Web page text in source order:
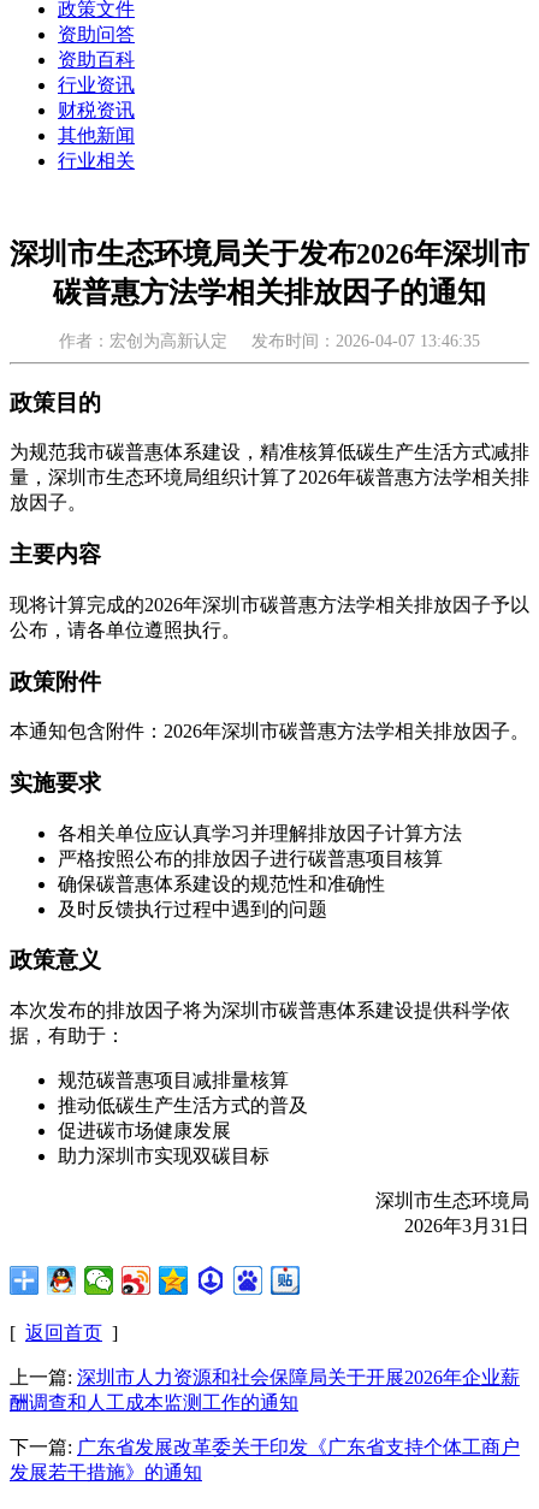
政策文件
资助问答
资助百科
行业资讯
财税资讯
其他新闻
行业相关
深圳市生态环境局关于发布2026年深圳市
碳普惠方法学相关排放因子的通知
作者：宏创为高新认定 发布时间：2026-04-07 13:46:35
政策目的
为规范我市碳普惠体系建设，精准核算低碳生产生活方式减排
量，深圳市生态环境局组织计算了2026年碳普惠方法学相关排
放因子。
主要内容
现将计算完成的2026年深圳市碳普惠方法学相关排放因子予以
公布，请各单位遵照执行。
政策附件
本通知包含附件：2026年深圳市碳普惠方法学相关排放因子。
实施要求
各相关单位应认真学习并理解排放因子计算方法
严格按照公布的排放因子进行碳普惠项目核算
确保碳普惠体系建设的规范性和准确性
及时反馈执行过程中遇到的问题
政策意义
本次发布的排放因子将为深圳市碳普惠体系建设提供科学依
据，有助于：
规范碳普惠项目减排量核算
推动低碳生产生活方式的普及
促进碳市场健康发展
助力深圳市实现双碳目标
深圳市生态环境局
2026年3月31日
[ 返回首页 ]
上一篇: 深圳市人力资源和社会保障局关于开展2026年企业薪
酬调查和人工成本监测工作的通知
下一篇: 广东省发展改革委关于印发《广东省支持个体工商户
发展若干措施》的通知